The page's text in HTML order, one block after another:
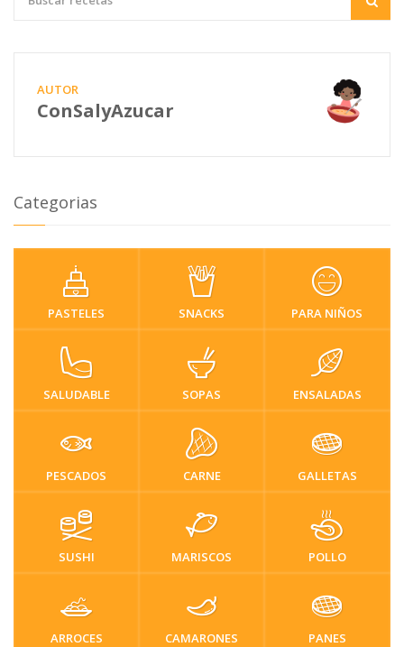
AUTOR
ConSalyAzucar
Categorias
PASTELES SNACKS PARA NIÑOS
SALUDABLE SOPAS ENSALADAS
PESCADOS CARNE GALLETAS
SUSHI MARISCOS POLLO
ARROCES CAMARONES PANES